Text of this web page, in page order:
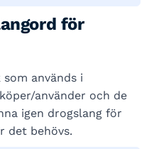
för
används i
använder och de
igen drogslang för
det behövs.